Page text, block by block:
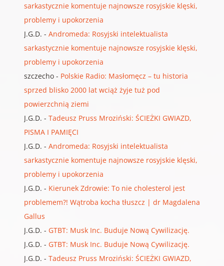
sarkastycznie komentuje najnowsze rosyjskie klęski,
problemy i upokorzenia
J.G.D. - Andromeda: Rosyjski intelektualista
sarkastycznie komentuje najnowsze rosyjskie klęski,
problemy i upokorzenia
szczecho- Polskie Radio: Masłomęcz – tu historia
sprzed blisko 2000 lat wciąż żyje tuż pod
powierzchnią ziemi
J.G.D. - Tadeusz Pruss Mroziński: ŚCIEŻKI GWIAZD,
PISMA I PAMIĘCI
J.G.D. - Andromeda: Rosyjski intelektualista
sarkastycznie komentuje najnowsze rosyjskie klęski,
problemy i upokorzenia
J.G.D. - Kierunek Zdrowie: To nie cholesterol jest
problemem?! Wątroba kocha tłuszcz | dr Magdalena
Gallus
J.G.D. - GTBT: Musk Inc. Buduje Nową Cywilizację.
J.G.D. - GTBT: Musk Inc. Buduje Nową Cywilizację.
J.G.D. - Tadeusz Pruss Mroziński: ŚCIEŻKI GWIAZD,